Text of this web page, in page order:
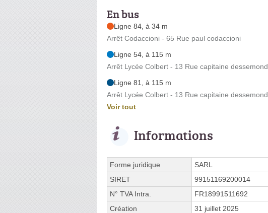
En bus
Ligne 84, à 34 m
Arrêt Codaccioni - 65 Rue paul codaccioni
Ligne 54, à 115 m
Arrêt Lycée Colbert - 13 Rue capitaine dessemond
Ligne 81, à 115 m
Arrêt Lycée Colbert - 13 Rue capitaine dessemond
Voir tout
Informations
Forme juridique
SARL
SIRET
99151169200014
N° TVA Intra.
FR18991511692
Création
31 juillet 2025